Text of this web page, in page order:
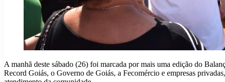
A manhã deste sábado (26) foi marcada por mais uma edição do
Record Goiás, o Governo de Goiás, a Fecomércio e empresas